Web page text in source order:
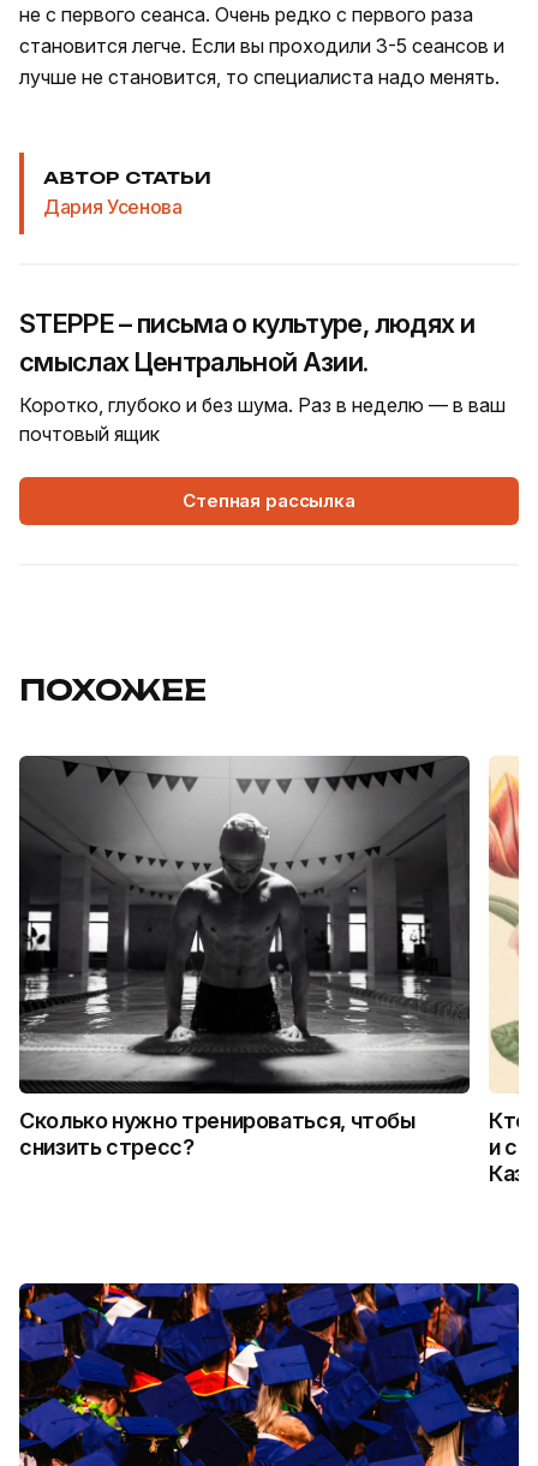
не с первого сеанса. Очень редко с первого раза
становится легче. Если вы проходили 3-5 сеансов и
лучше не становится, то специалиста надо менять.
АВТОР СТАТЬИ
Дария Усенова
STEPPE – письма о культуре, людях и
смыслах Центральной Азии.
Коротко, глубоко и без шума. Раз в неделю — в ваш
почтовый ящик
Степная рассылка
ПОХОЖЕЕ
Сколько нужно тренироваться, чтобы
снизить стресс?
Кто
и